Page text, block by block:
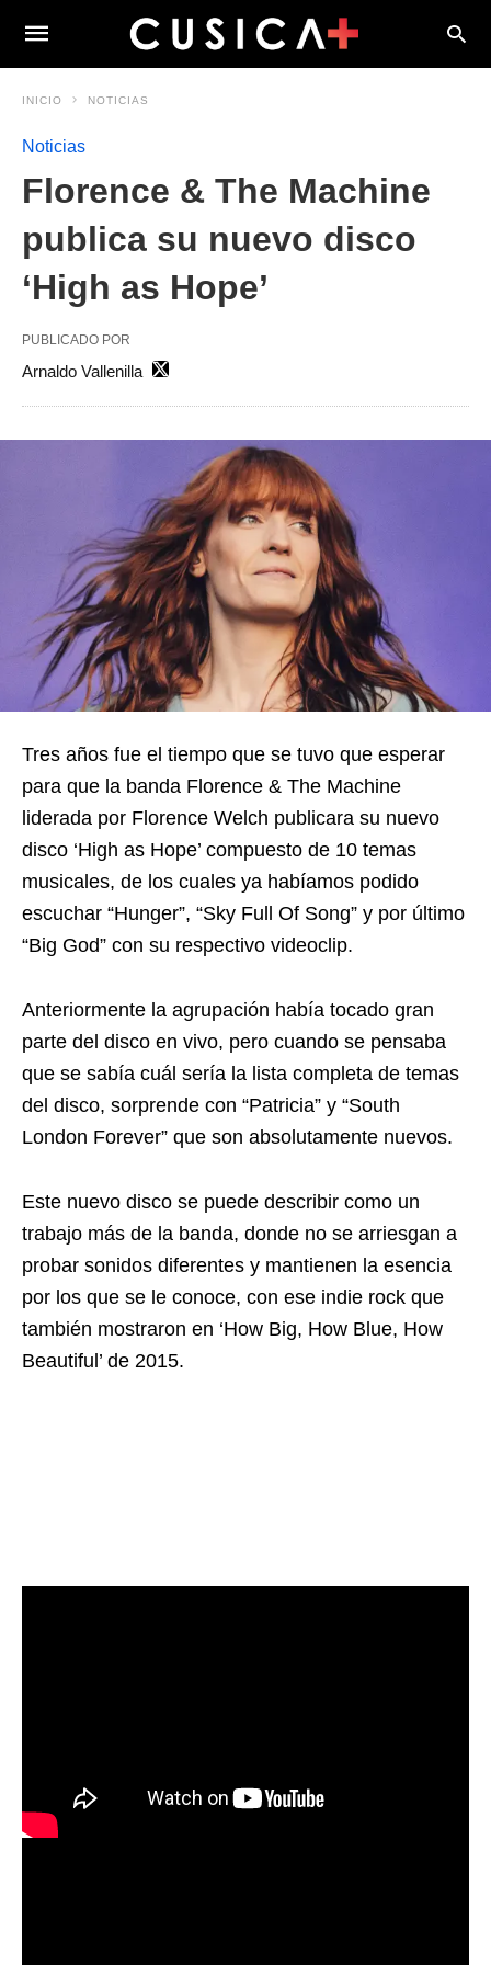
INICIO NOTICIAS
Noticias
Florence & The Machine
publica su nuevo disco
‘High as Hope’
PUBLICADO POR
Arnaldo Vallenilla
Tres años fue el tiempo que se tuvo que esperar
para que la banda Florence & The Machine
liderada por Florence Welch publicara su nuevo
disco ‘High as Hope’ compuesto de 10 temas
musicales, de los cuales ya habíamos podido
escuchar “Hunger”, “Sky Full Of Song” y por último
“Big God” con su respectivo videoclip.
Anteriormente la agrupación había tocado gran
parte del disco en vivo, pero cuando se pensaba
que se sabía cuál sería la lista completa de temas
del disco, sorprende con “Patricia” y “South
London Forever” que son absolutamente nuevos.
Este nuevo disco se puede describir como un
trabajo más de la banda, donde no se arriesgan a
probar sonidos diferentes y mantienen la esencia
por los que se le conoce, con ese indie rock que
también mostraron en ‘How Big, How Blue, How
Beautiful’ de 2015.